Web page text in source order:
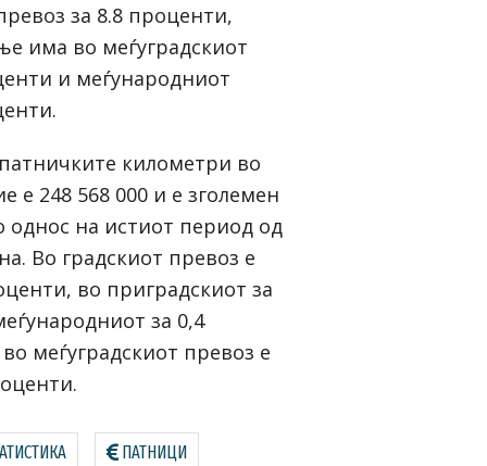
за 8.8 проценти,
има во меѓуградскиот
и меѓународниот
километри во
е 248 568 000 и е зголемен
однос на истиот период од
Во градскиот превоз е
во приградскиот за
за 0,4
меѓуградскиот превоз е
ПАТНИЦИ